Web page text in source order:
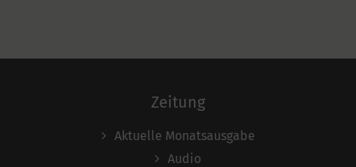
Zeitung
Aktuelle Monatsausgabe
Audio